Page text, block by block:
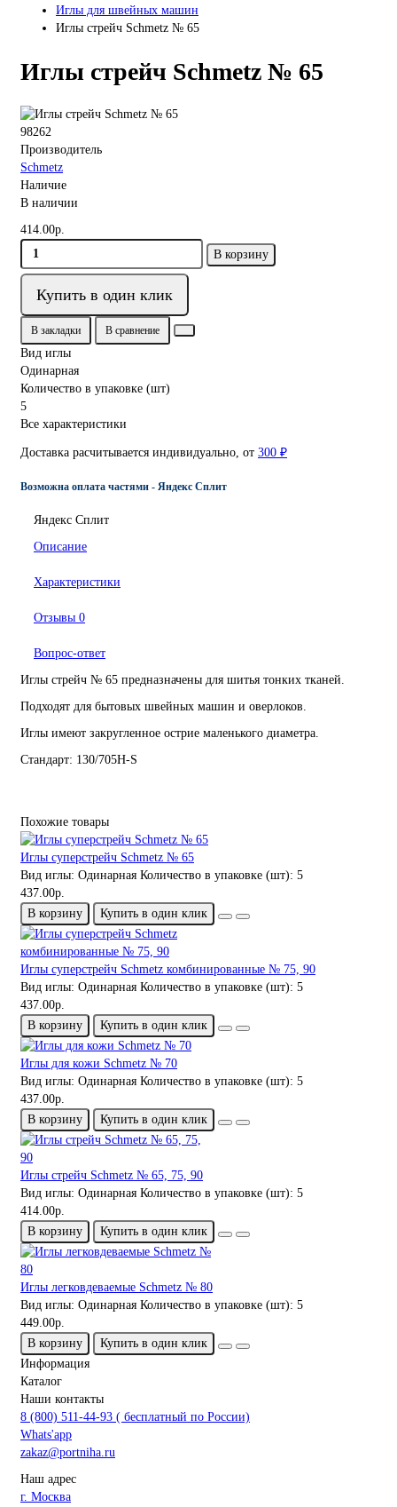
Иглы для швейных машин
Иглы стрейч Schmetz № 65
Иглы стрейч Schmetz № 65
98262
Производитель
Schmetz
Наличие
В наличии
414.00р.
В корзину
Купить в один клик
В закладки В сравнение
Вид иглы
Одинарная
Количество в упаковке (шт)
5
Все характеристики
Доставка расчитывается индивидуально, от 300 ₽
Возможна оплата частями - Яндекс Сплит
Яндекс Сплит
Описание
Характеристики
Отзывы 0
Вопрос-ответ
Иглы стрейч № 65 предназначены для шитья тонких тканей.
Подходят для бытовых швейных машин и оверлоков.
Иглы имеют закругленное острие маленького диаметра.
Стандарт: 130/705H-S
Похожие товары
Иглы суперстрейч Schmetz № 65
Вид иглы: Одинарная Количество в упаковке (шт): 5
437.00р.
В корзину
Купить в один клик
Иглы суперстрейч Schmetz комбинированные № 75, 90
Вид иглы: Одинарная Количество в упаковке (шт): 5
437.00р.
В корзину
Купить в один клик
Иглы для кожи Schmetz № 70
Вид иглы: Одинарная Количество в упаковке (шт): 5
437.00р.
В корзину
Купить в один клик
Иглы стрейч Schmetz № 65, 75, 90
Вид иглы: Одинарная Количество в упаковке (шт): 5
414.00р.
В корзину
Купить в один клик
Иглы легковдеваемые Schmetz № 80
Вид иглы: Одинарная Количество в упаковке (шт): 5
449.00р.
В корзину
Купить в один клик
Информация
Каталог
Наши контакты
8 (800) 511-44-93 ( бесплатный по России)
Whats'app
zakaz@portniha.ru
Наш адрес
г. Москва